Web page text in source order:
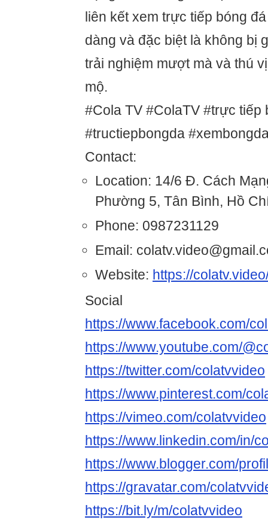
liên kết xem trực tiếp bóng
dàng và đặc biệt là không bị
trải nghiệm mượt mà và thú
mộ.
#Cola TV #ColaTV #trực tiếp
#tructiepbongda
Contact:
Location: 14/6 Đ. Cách
Phường 5, Tân Bình, Hồ
Phone: 0987231129
Email:
Website: https://
Social
https://www.facebook.com/
https://www.youtube.com/
https://twitter.com/colatvvideo
https://www.pinterest.com/
https://vimeo.com/colatvvideo
https://www.linkedin.com/in/
https://www.blogger.com/
https://gravatar.com/
https://bit.ly/m/colatvvideo